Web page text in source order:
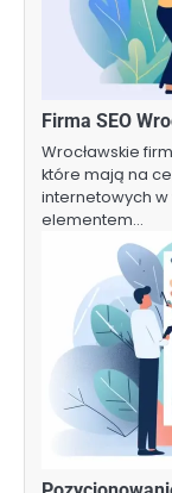
Firma SEO
Wrocławskie
które mają na
internetowych w
elementem…